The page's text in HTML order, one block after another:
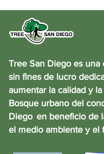
Tree San Diego es una
sin fines de lucro
aumentar la calidad y
Bosque urbano del
Diego en beneficio de
el medio ambiente y el